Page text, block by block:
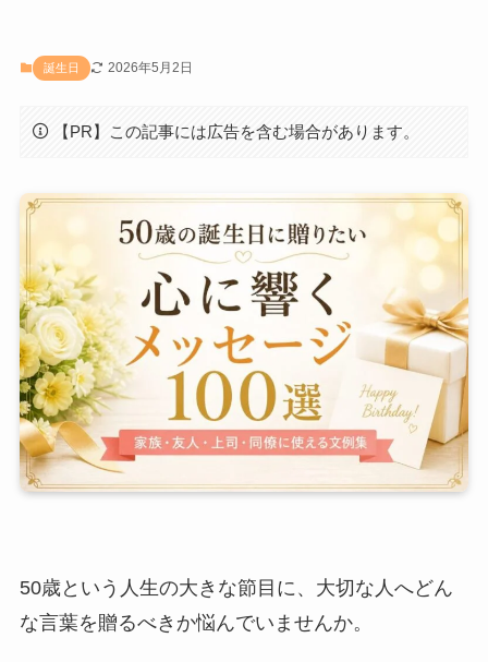
誕生日 2026年5月2日
【PR】この記事には広告を含む場合があります。
50歳という人生の大きな節目に、大切な人へどん
な言葉を贈るべきか悩んでいませんか。